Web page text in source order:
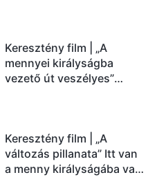
Keresztény film | „A
mennyei királyságba
vezető út veszélyes”
Keresztény film | „A
változás pillanata” Itt van
a menny királyságába való